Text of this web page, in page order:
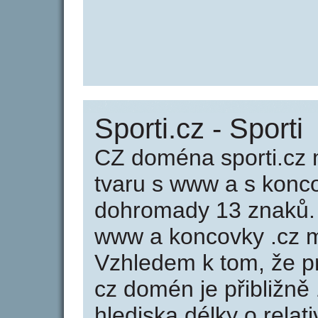
Sporti.cz - Sporti
CZ doména sporti.cz
tvaru s www a s
dohromady 13
www a koncovky .cz
Vzhledem k tom, že
cz domén je